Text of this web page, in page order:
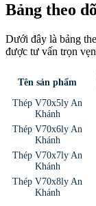
Bảng theo
Dưới đây là bảng
được tư vấn trọn
Tên sản phẩm
Thép V70x5ly An
Khánh
Thép V70x6ly An
Khánh
Thép V70x7ly An
Khánh
Thép V70x8ly An
Khánh